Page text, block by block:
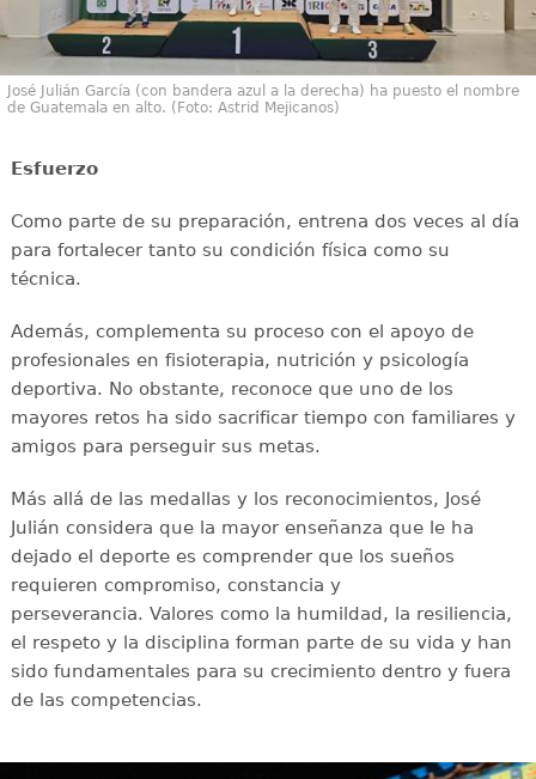
José Julián García (con bandera azul a la derecha) ha puesto el nombre
de Guatemala en alto. (Foto: Astrid Mejicanos)
Esfuerzo
Como parte de su preparación, entrena dos veces al día
para fortalecer tanto su condición física como su
técnica.
Además, complementa su proceso con el apoyo de
profesionales en fisioterapia, nutrición y psicología
deportiva. No obstante, reconoce que uno de los
mayores retos ha sido sacrificar tiempo con familiares y
amigos para perseguir sus metas.
Más allá de las medallas y los reconocimientos, José
Julián considera que la mayor enseñanza que le ha
dejado el deporte es comprender que los sueños
requieren compromiso, constancia y
perseverancia. Valores como la humildad, la resiliencia,
el respeto y la disciplina forman parte de su vida y han
sido fundamentales para su crecimiento dentro y fuera
de las competencias.